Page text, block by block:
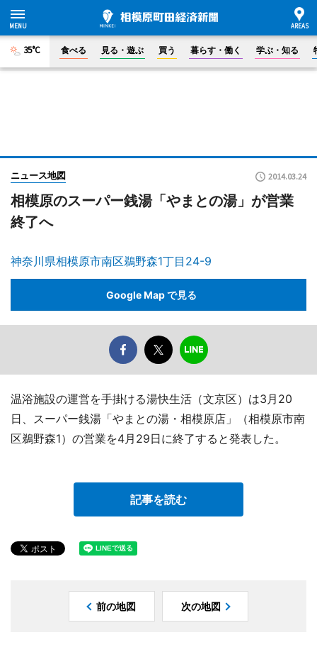
35°C 食べる 見る・遊ぶ 買う 暮らす・働く 学ぶ・知る
ニュース地図 2014.03.24
相模原のスーパー銭湯「やまとの湯」が営業
終了へ
神奈川県相模原市南区鵜野森1丁目24-9
Google Map で見る
温浴施設の運営を手掛ける湯快生活（文京区）は3月20
日、スーパー銭湯「やまとの湯・相模原店」（相模原市南
区鵜野森1）の営業を4月29日に終了すると発表した。
記事を読む
前の地図 次の地図